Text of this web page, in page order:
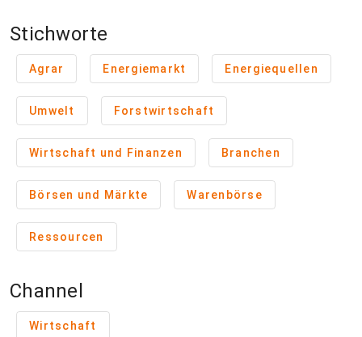
Stichworte
Agrar Energiemarkt Energiequellen
Umwelt Forstwirtschaft
Wirtschaft und Finanzen Branchen
Börsen und Märkte Warenbörse
Ressourcen
Channel
Wirtschaft